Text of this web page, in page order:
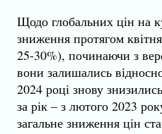
Щодо глобальних цін на
зниження протягом
25-30%), починаючи з
вони залишались
2024 році знову
за рік – з лютого 2023
загальне зниження цін